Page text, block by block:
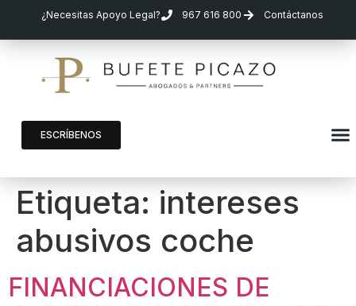
¿Necesitas Apoyo Legal? 967 616 800 Contáctanos
ESCRÍBENOS
Etiqueta: intereses
abusivos coche
FINANCIACIONES DE